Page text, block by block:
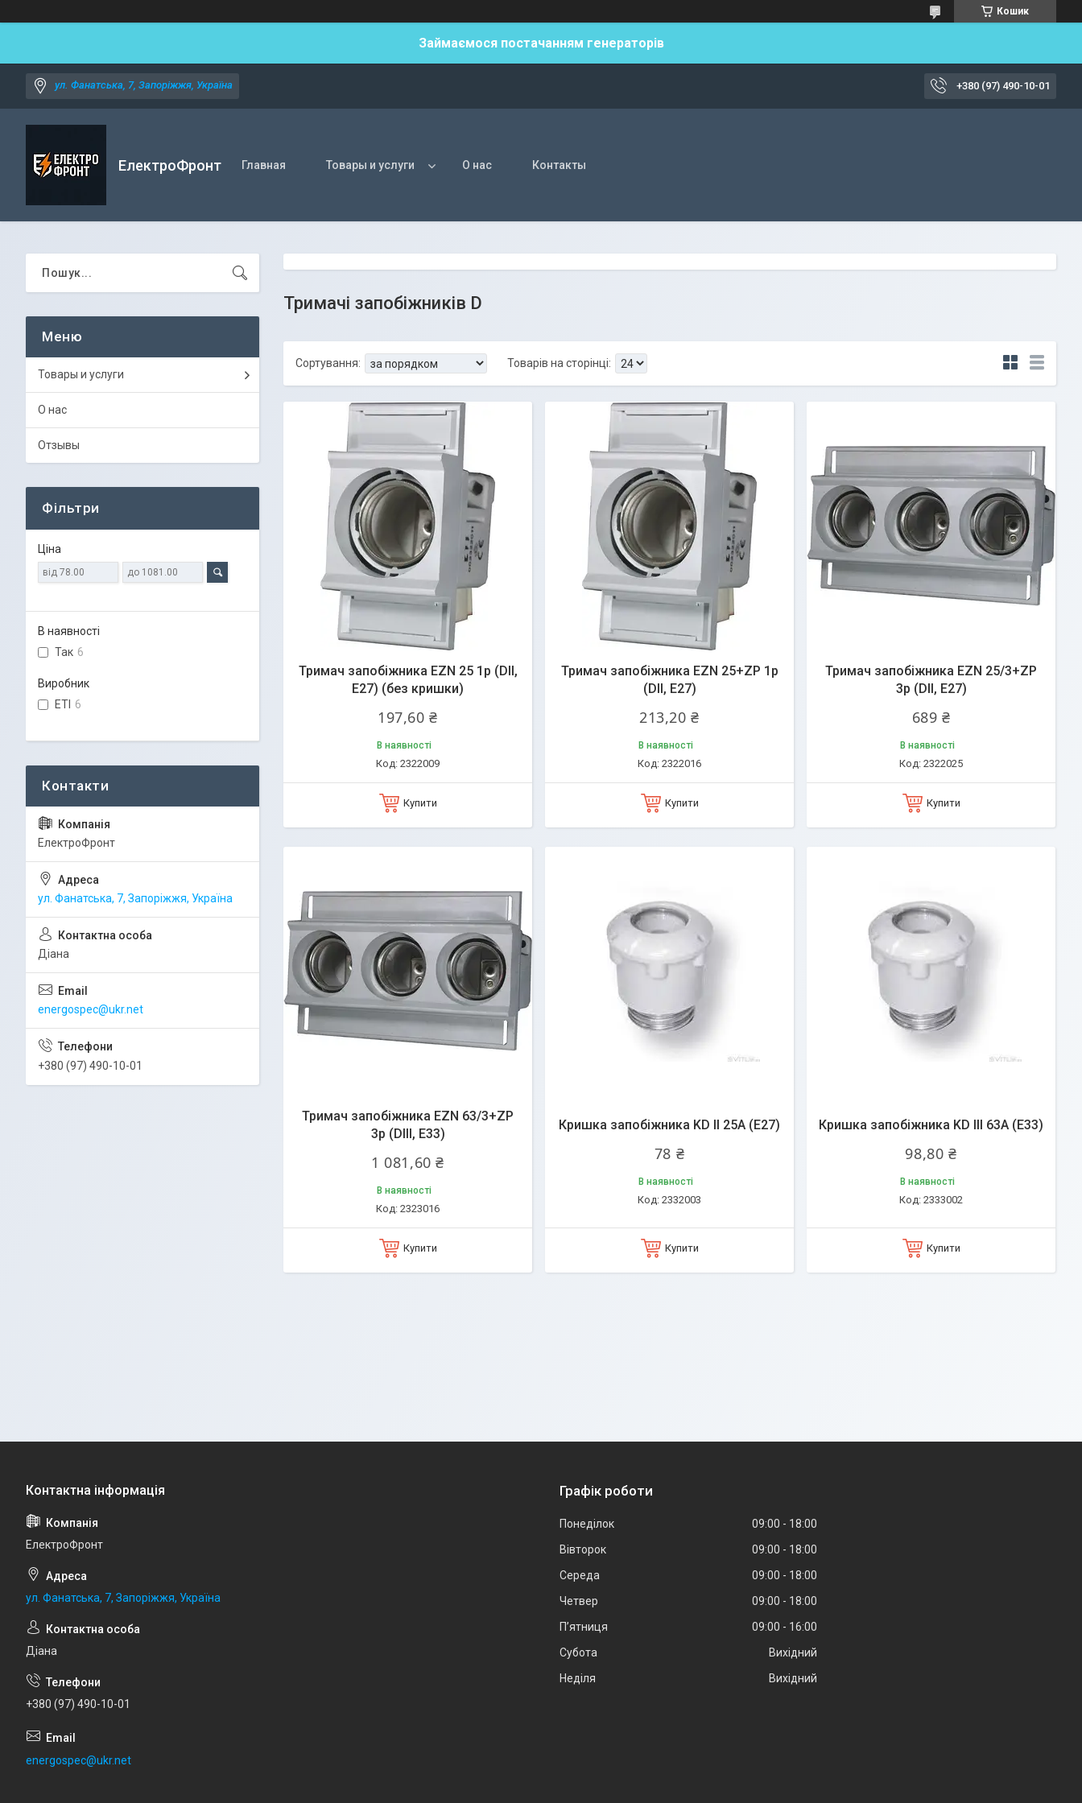
Кошик
Займаємося постачанням генераторів
ул. Фанатська, 7, Запоріжжя, Україна +380 (97) 490-10-01
ЕлектроФронт Главная Товары и услуги О нас Контакты
Тримачі запобіжників D
Тримач запобіжника EZN 25 1p (DII,
Е27) (без кришки)
197,60 ₴
В наявності
2322009
Купити
Тримач запобіжника EZN 25+ZP 1p
(DII, Е27)
213,20 ₴
В наявності
2322016
Купити
Тримач запобіжника EZN 25/3+ZP
3p (DII, Е27)
689 ₴
В наявності
2322025
Купити
Тримач запобіжника EZN 63/3+ZP
3p (DIII, Е33)
1 081,60 ₴
В наявності
2323016
Купити
Кришка запобіжника KD ll 25A (Е27)
78 ₴
В наявності
2332003
Купити
Кришка запобіжника KD lll 63A (Е33)
98,80 ₴
В наявності
2333002
Купити
Товары и услуги
О нас
Отзывы
Фільтри
Ціна
В наявності
Так 6
Виробник
ETI 6
ЕлектроФронт
ул. Фанатська, 7, Запоріжжя, Україна
Діана
energospec@ukr.net
+380 (97) 490-10-01
ЕлектроФронт
ул. Фанатська, 7, Запоріжжя, Україна
Діана
+380 (97) 490-10-01
energospec@ukr.net
Графік роботи
Понеділок 09:00
18:00
Вівторок
09:00
18:00
Середа
09:00
18:00
Четвер
09:00
18:00
Пʼятниця
09:00
16:00
Субота
Вихідний
Неділя
Вихідний